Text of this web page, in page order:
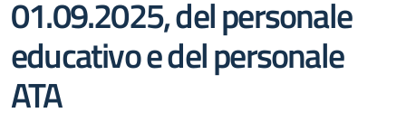
01.09.2025, del personale
educativo e del personale
ATA